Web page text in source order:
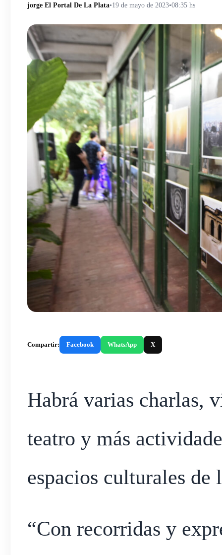
jorge El Portal De La Plata•19 de mayo de 2023•08:35 hs
Compartir: Facebook WhatsApp X
Habrá varias charlas,
teatro y más
espacios culturales de
“Con recorridas y